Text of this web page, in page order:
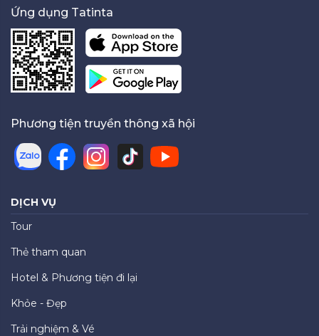
Ứng dụng Tatinta
Phương tiện truyền thông xã hội
DỊCH VỤ
Tour
Thẻ tham quan
Hotel & Phương tiện đi lại
Khỏe - Đẹp
Trải nghiệm & Vé